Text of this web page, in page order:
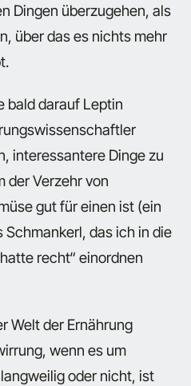
Dingen überzugehen, als
über das es nichts mehr
bald darauf Leptin
interessantere Dinge zu
der Verzehr von
gut für einen ist (ein
das ich in die
recht“ einordnen
Welt der Ernährung
wenn es um
oder nicht, ist